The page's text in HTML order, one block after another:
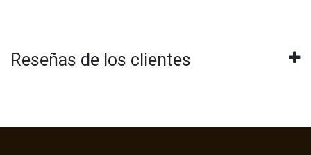
Reseñas de los clientes